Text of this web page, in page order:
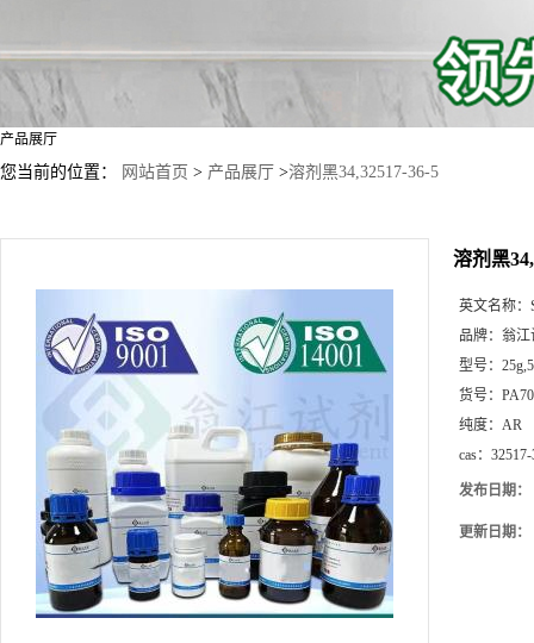
产品展厅
您当前的位置： 网站首页 > 产品展厅 >溶剂黑34,32517-36-5
溶剂黑
英文名称：
品牌： 翁江
型号：
货号：
纯度： AR
cas：
发布日期：
更新日期：